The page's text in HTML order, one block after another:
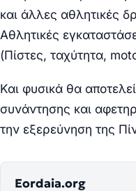
και άλλες αθλητικές
Αθλητικές
(Πίστες, ταχύτητα,
Και φυσικά θα
συνάντησης και
την εξερεύνηση της
Eordaia.org